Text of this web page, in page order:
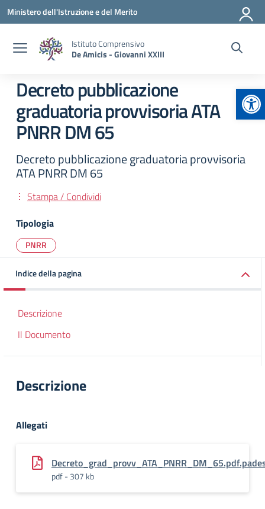
Vai ai contenuti
Vai al menu di navigazione
Vai al footer
Ministero dell'Istruzione e del Merito
Istituto Comprensivo
De Amicis - Giovanni XXIII
Decreto pubblicazione
graduatoria provvisoria ATA
PNRR DM 65
Decreto pubblicazione graduatoria provvisoria
ATA PNRR DM 65
Stampa / Condividi
Tipologia
PNRR
Indice della pagina
Descrizione
Il Documento
Descrizione
Allegati
pdf - 307 kb